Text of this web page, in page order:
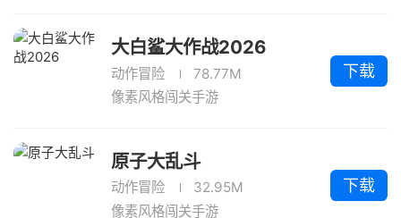
大白鲨大作战2026
动作冒险
78.77M
像素风格闯关手游
下载
原子大乱斗
动作冒险
32.95M
像素风格闯关手游
下载